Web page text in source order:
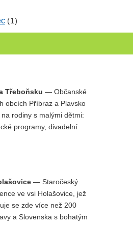
(1)
Třeboňsku — Občanské
obcích Příbraz a Plavsko
rodiny s malými dětmi:
programy, divadelní
— Staročeský
ve vsi Holašovice, jež
se zde více než 200
a Slovenska s bohatým